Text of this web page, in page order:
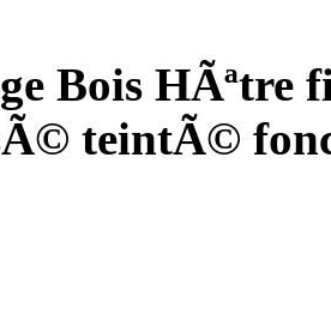
Bois
teintÃ©